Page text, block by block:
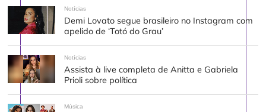
Notícias
Demi Lovato segue brasileiro no Instagram com
apelido de ‘Totó do Grau’
Notícias
Assista à live completa de Anitta e Gabriela
Prioli sobre política
Música